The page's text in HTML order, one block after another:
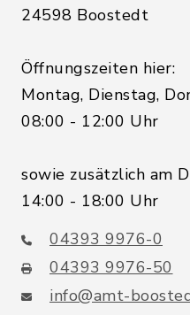
24598 Boostedt
Öffnungszeiten hier:
Montag, Dienstag,
08:00 - 12:00 Uhr
sowie zusätzlich am
14:00 - 18:00 Uhr
04393 9976-0
04393 9976-50
info@amt-